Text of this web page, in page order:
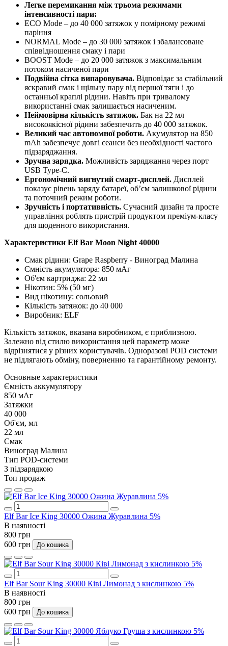
Легке перемикання між трьома режимами
інтенсивності пари:
ECO Mode – до 40 000 затяжок у помірному режимі
паріння
NORMAL Mode – до 30 000 затяжок і збалансоване
співвідношення смаку і пари
BOOST Mode – до 20 000 затяжок з максимальним
потоком насиченої пари
Подвійна сітка випаровувача. Відповідає за стабільний
яскравий смак і щільну пару від першої тяги і до
останньої краплі рідини. Навіть при тривалому
використанні смак залишається насиченим.
Неймовірна кількість затяжок. Бак на 22 мл
високоякісної рідини забезпечить до 40 000 затяжок.
Великий час автономної роботи. Акумулятор на 850
mAh забезпечує довгі сеанси без необхідності частого
підзаряджання.
Зручна зарядка. Можливість заряджання через порт
USB Type-C.
Ергономічний вигнутий смарт-дисплей. Дисплей
показує рівень заряду батареї, об’єм залишкової рідини
та поточний режим роботи.
Зручність і портативність. Сучасний дизайн та просте
управління роблять пристрій продуктом преміум-класу
для щоденного використання.
Характеристики Elf Bar Moon Night 40000
Смак рідини: Grape Raspberry - Виноград Малина
Ємність акумулятора: 850 мАг
Об'єм картриджа: 22 мл
Нікотин: 5% (50 мг)
Вид нікотину: сольовий
Кількість затяжок: до 40 000
Виробник: ELF
Кількість затяжок, вказана виробником, є приблизною.
Залежно від стилю використання цей параметр може
відрізнятися у різних користувачів. Одноразові POD системи
не підлягають обміну, поверненню та гарантійному ремонту.
Основные характеристики
Ємність аккумулятору
850 мАг
Затяжки
40 000
Об'єм, мл
22 мл
Смак
Виноград Малина
Тип POD-системи
З підзарядкою
Топ продаж
Elf Bar Ice King 30000 Ожина Журавлина 5%
В наявності
800 грн
600 грн
До кошика
Elf Bar Sour King 30000 Ківі Лимонад з кислинкою 5%
В наявності
800 грн
600 грн
До кошика